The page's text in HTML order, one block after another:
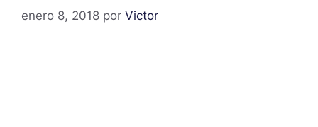
enero 8, 2018 por Victor